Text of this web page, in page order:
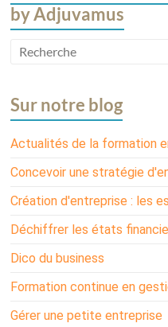
by Adjuvamus
Sur notre blog
Actualités de la formation
Concevoir une stratégie
Création d'entreprise : les
Déchiffrer les états
Dico du business
Formation continue en
Gérer une petite entreprise